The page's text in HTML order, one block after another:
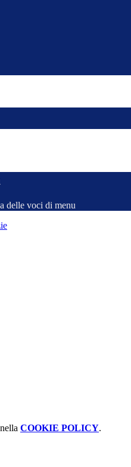
delle voci di menu
COOKIE POLICY.